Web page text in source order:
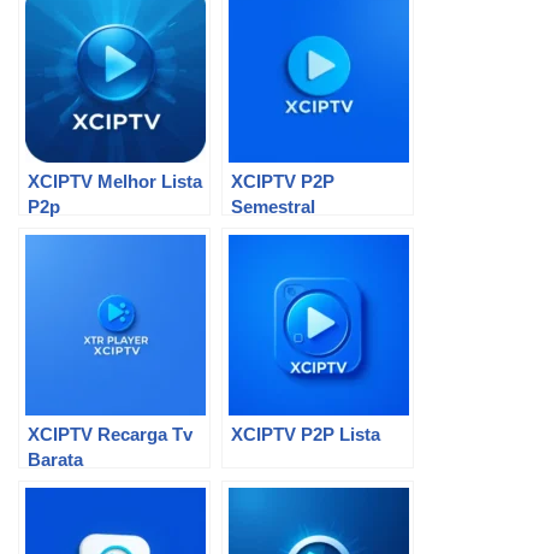
XCIPTV Melhor Lista
P2p
XCIPTV P2P
Semestral
XCIPTV Recarga Tv
Barata
XCIPTV P2P Lista